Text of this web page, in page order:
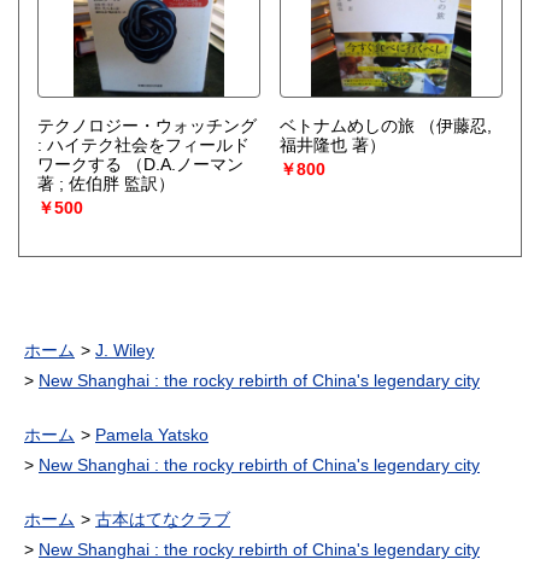
テクノロジー・ウォッチング
: ハイテク社会をフィールド
ワークする
（D.A.ノーマン
著 ; 佐伯胖 監訳）
￥500
ベトナムめしの旅
（伊藤忍,
福井隆也 著）
￥800
ホーム
J. Wiley
New Shanghai : the rocky rebirth of China's legendary city
ホーム
Pamela Yatsko
New Shanghai : the rocky rebirth of China's legendary city
ホーム
古本はてなクラブ
New Shanghai : the rocky rebirth of China's legendary city